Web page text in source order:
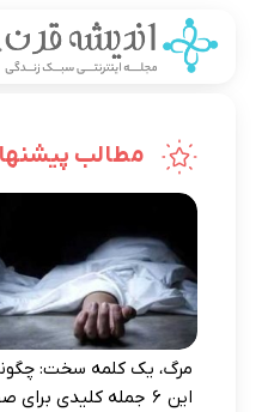
مطالب
مرگ، یک کلمه سخت:
این ۶ جمله کلیدی